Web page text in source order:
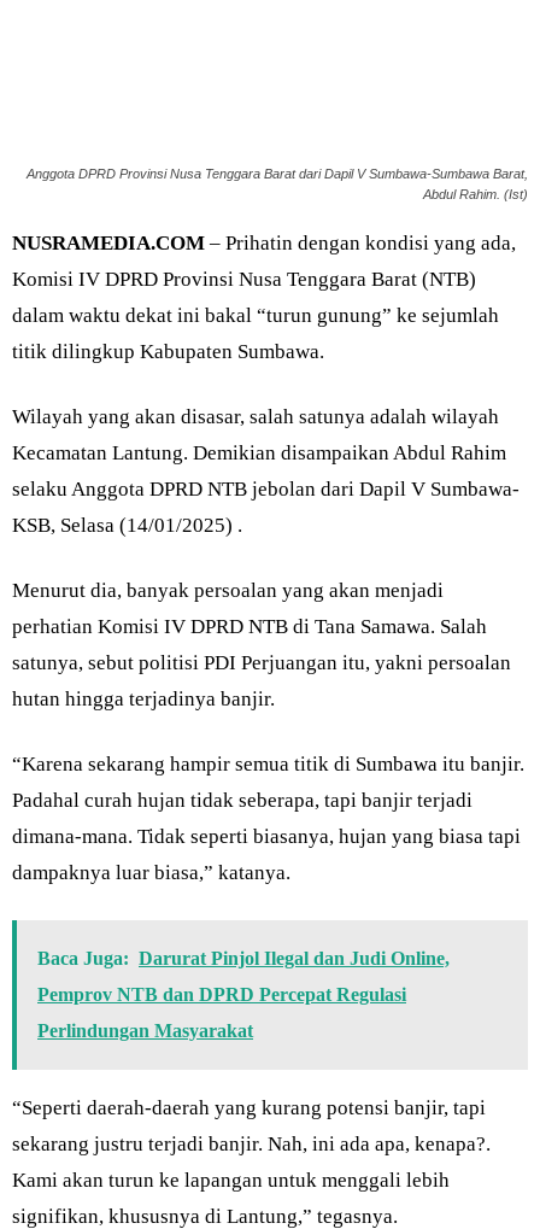
Anggota DPRD Provinsi Nusa Tenggara Barat dari Dapil V Sumbawa-Sumbawa Barat,
Abdul Rahim. (Ist)
NUSRAMEDIA.COM – Prihatin dengan kondisi yang ada,
Komisi IV DPRD Provinsi Nusa Tenggara Barat (NTB)
dalam waktu dekat ini bakal “turun gunung” ke sejumlah
titik dilingkup Kabupaten Sumbawa.
Wilayah yang akan disasar, salah satunya adalah wilayah
Kecamatan Lantung. Demikian disampaikan Abdul Rahim
selaku Anggota DPRD NTB jebolan dari Dapil V Sumbawa-
KSB, Selasa (14/01/2025) .
Menurut dia, banyak persoalan yang akan menjadi
perhatian Komisi IV DPRD NTB di Tana Samawa. Salah
satunya, sebut politisi PDI Perjuangan itu, yakni persoalan
hutan hingga terjadinya banjir.
“Karena sekarang hampir semua titik di Sumbawa itu banjir.
Padahal curah hujan tidak seberapa, tapi banjir terjadi
dimana-mana. Tidak seperti biasanya, hujan yang biasa tapi
dampaknya luar biasa,” katanya.
Baca Juga: Darurat Pinjol Ilegal dan Judi Online,
Pemprov NTB dan DPRD Percepat Regulasi
Perlindungan Masyarakat
“Seperti daerah-daerah yang kurang potensi banjir, tapi
sekarang justru terjadi banjir. Nah, ini ada apa, kenapa?.
Kami akan turun ke lapangan untuk menggali lebih
signifikan, khususnya di Lantung,” tegasnya.